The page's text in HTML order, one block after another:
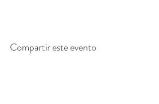
Compartir este evento